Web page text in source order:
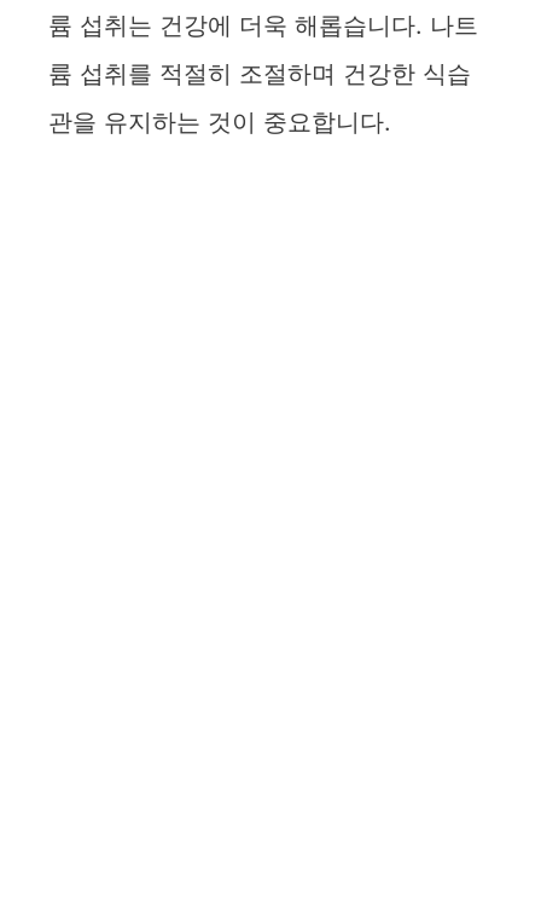
륨 섭취는 건강에 더욱 해롭습니다. 나트
륨 섭취를 적절히 조절하며 건강한 식습
관을 유지하는 것이 중요합니다.